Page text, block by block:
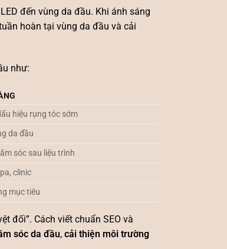
đến vùng da đầu. Khi ánh sáng
hoàn tại vùng da đầu và cải
như:
hiệu rụng tóc sớm
da đầu
sóc sau liệu trình
clinic
mục tiêu
đối”. Cách viết chuẩn SEO và
sóc da đầu, cải thiện môi trường